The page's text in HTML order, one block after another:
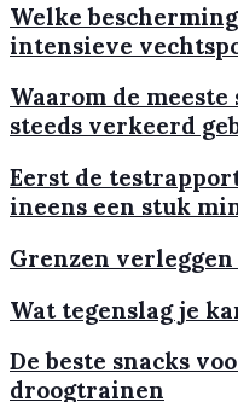
Welke
intensieve
Waarom de
steeds verkeerd
Eerst de
ineens een stuk
Grenzen
Wat tegenslag je
De beste snacks
droogtrainen